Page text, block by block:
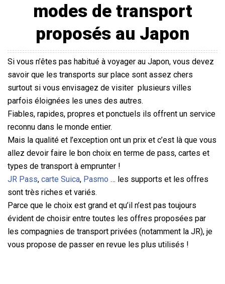
modes de transport
proposés au Japon
Si vous n’êtes pas habitué à voyager au Japon, vous devez
savoir que les transports sur place sont assez chers
surtout si vous envisagez de visiter plusieurs villes
parfois éloignées les unes des autres.
Fiables, rapides, propres et ponctuels ils offrent un service
reconnu dans le monde entier.
Mais la qualité et l’exception ont un prix et c’est là que vous
allez devoir faire le bon choix en terme de pass, cartes et
types de transport à emprunter !
JR Pass, carte Suica, Pasmo … les supports et les offres
sont très riches et variés.
Parce que le choix est grand et qu’il n’est pas toujours
évident de choisir entre toutes les offres proposées par
les compagnies de transport privées (notamment la JR), je
vous propose de passer en revue les plus utilisés !